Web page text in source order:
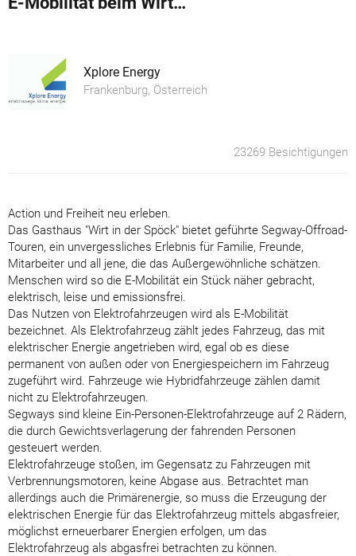
Xplore Energy
Frankenburg, Österreich
23269 Besichtigungen
Action und Freiheit neu erleben.
Das Gasthaus "Wirt in der Spöck" bietet geführte Segway-Offroad-
Touren, ein unvergessliches Erlebnis für Familie, Freunde,
Mitarbeiter und all jene, die das Außergewöhnliche schätzen.
Menschen wird so die E-Mobilität ein Stück näher gebracht,
elektrisch, leise und emissionsfrei.
Das Nutzen von Elektrofahrzeugen wird als E-Mobilität
bezeichnet. Als Elektrofahrzeug zählt jedes Fahrzeug, das mit
elektrischer Energie angetrieben wird, egal ob es diese
permanent von außen oder von Energiespeichern im Fahrzeug
zugeführt wird. Fahrzeuge wie Hybridfahrzeuge zählen damit
nicht zu Elektrofahrzeugen.
Segways sind kleine Ein-Personen-Elektrofahrzeuge auf 2 Rädern,
die durch Gewichtsverlagerung der fahrenden Personen
gesteuert werden.
Elektrofahrzeuge stoßen, im Gegensatz zu Fahrzeugen mit
Verbrennungsmotoren, keine Abgase aus. Betrachtet man
allerdings auch die Primärenergie, so muss die Erzeugung der
elektrischen Energie für das Elektrofahrzeug mittels abgasfreier,
möglichst erneuerbarer Energien erfolgen, um das
Elektrofahrzeug als abgasfrei betrachten zu können.